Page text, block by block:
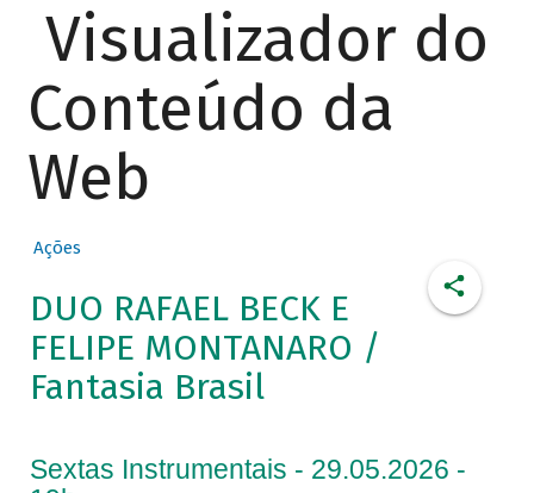
Visualizador do
Conteúdo da
Web
Ações
DUO RAFAEL BECK E
FELIPE MONTANARO /
Fantasia Brasil
Sextas Instrumentais - 29.05.2026 -